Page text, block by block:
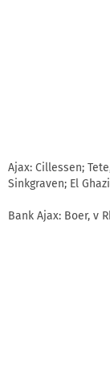
Ajax: Cillessen;
Sinkgraven; El
Bank Ajax: Boer, v